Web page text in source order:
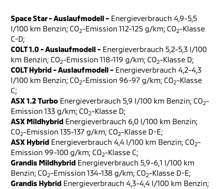
Space Star - Auslaufmodell - Energieverbrauch 4,9-5,5
l/100 km Benzin; CO2-Emission 112-125 g/km; CO2-Klasse
C-D;
COLT 1.0 - Auslaufmodell - Energieverbrauch 5,2-5,3 l/100
km Benzin; CO2-Emission 118-119 g/km; CO2-Klasse D;
COLT Hybrid - Auslaufmodell - Energieverbrauch 4,2-4,3
l/100 km Benzin; CO2-Emission 96-97 g/km; CO2-Klasse
C;
ASX 1.2 Turbo Energieverbrauch 5,9 l/100 km Benzin; CO2-
Emission 133 g/km; CO2-Klasse D;
ASX Mildhybrid Energieverbrauch 6,0 l/100 km Benzin;
CO2-Emission 135-137 g/km; CO2-Klasse D-E;
ASX Hybrid Energieverbrauch 4,4 l/100 km Benzin; CO2-
Emission 99-100 g/km; CO2-Klasse C;
Grandis Mildhybrid Energieverbrauch 5,9-6,1 l/100 km
Benzin; CO2-Emission 134-138 g/km; CO2-Klasse D-E;
Grandis Hybrid Energieverbrauch 4,3-4,4 l/100 km Benzin;